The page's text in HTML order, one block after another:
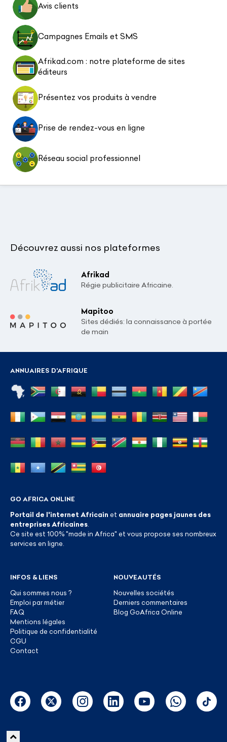
Avis clients
Campagnes Emails et SMS
Afrikad.com : notre plateforme de sites
éditeurs
Présentez vos produits à vendre
Prise de rendez-vous en ligne
Réseau social professionnel
Découvrez aussi nos plateformes
Afrikad
Régie publicitaire Africaine.
Mapitoo
Sites dédiés: la connaissance à portée
de main
ANNUAIRES D'AFRIQUE
GO AFRICA ONLINE
Portail de l'internet Africain et annuaire pages jaunes des
entreprises Africaines
Ce site est 100% "made in Africa" et vous propose ses nombreux
services en ligne.
INFOS & LIENS
Qui sommes nous ?
Emploi par métier
FAQ
Mentions légales
Politique de confidentialité
CGU
Contact
NOUVEAUTÉS
Nouvelles sociétés
Derniers commentaires
Blog GoAfrica Online